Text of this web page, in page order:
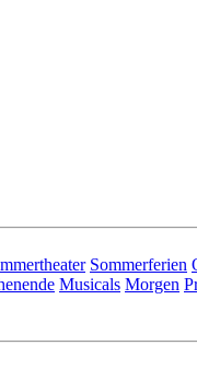
Sommerferien
Musicals Morgen